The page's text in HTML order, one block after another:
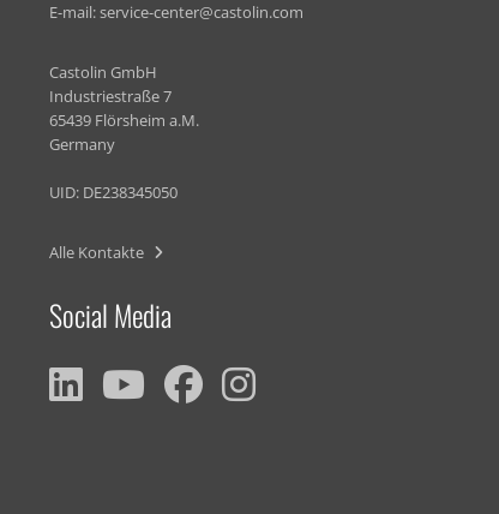
E-mail:service-center@castolin.com
Castolin GmbH
Industriestraße 7
65439 Flörsheim a.M.
Germany
UID: DE238345050
Alle Kontakte
Social Media